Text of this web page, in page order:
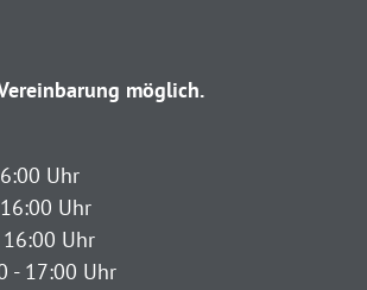
möglich.
Uhr
Uhr
Uhr
- 17:00 Uhr